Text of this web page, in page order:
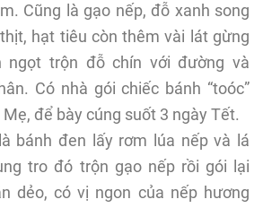
Cũng là gạo nếp, đỗ xanh song
hạt tiêu còn thêm vài lát gừng
ngọt trộn đỗ chín với đường và
Có nhà gói chiếc bánh “toóc”
để bày cúng suốt 3 ngày Tết.
bánh đen lấy rơm lúa nếp và lá
tro đó trộn gạo nếp rồi gói lại
dẻo, có vị ngon của nếp hương